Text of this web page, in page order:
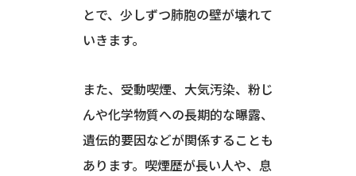
とで、少しずつ肺胞の壁が壊れて
いきます。
また、受動喫煙、大気汚染、粉じ
んや化学物質への長期的な曝露、
遺伝的要因などが関係することも
あります。喫煙歴が長い人や、息